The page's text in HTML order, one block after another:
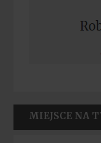
MIEJSCE NA